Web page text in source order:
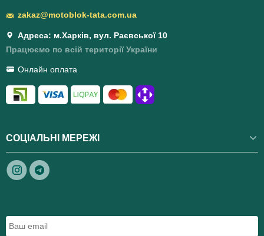
zakaz@motoblok-tata.com.ua
Адреса: м.Харків, вул. Раєвської 10
Працюємо по всій території України
Онлайн оплата
СОЦІАЛЬНІ МЕРЕЖІ